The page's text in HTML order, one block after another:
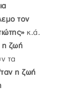
τον
κ.ά.
η ζωή
τα
η ζωή